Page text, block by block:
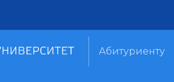
Абитуриенту